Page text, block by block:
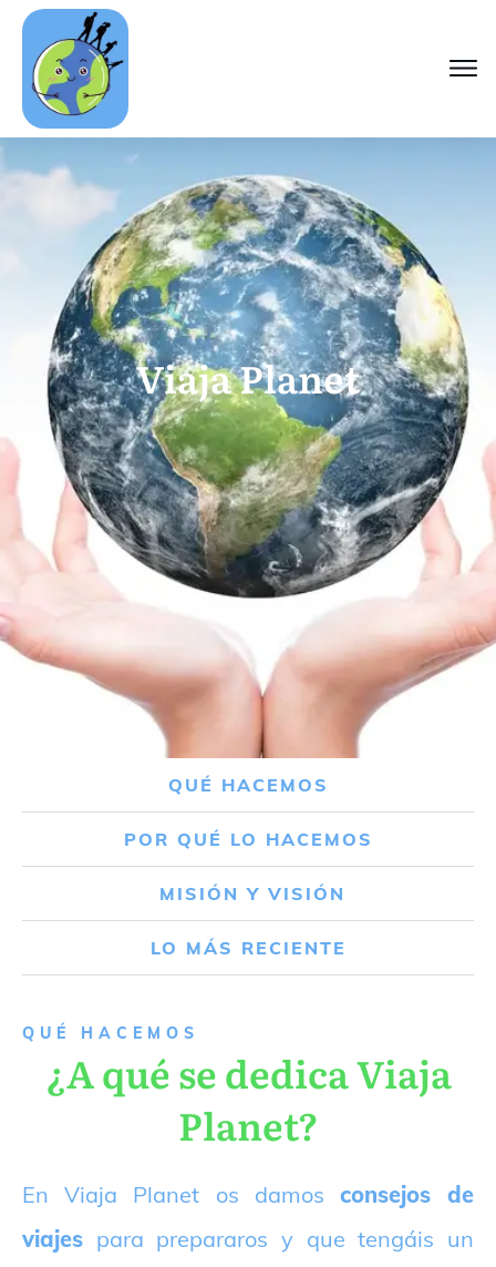
Viaja Planet
QUÉ HACEMOS
POR QUÉ LO HACEMOS
MISIÓN Y VISIÓN
LO MÁS RECIENTE
QUÉ HACEMOS
¿A qué se dedica Viaja
Planet?
En Viaja Planet os damos consejos de
viajes para prepararos y que tengáis un